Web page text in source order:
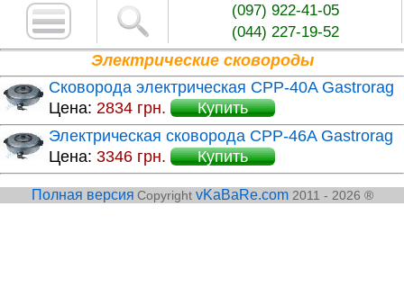
(097) 922-41-05
(044) 227-19-52
Электрические сковороды
Сковорода электрическая CPP-40A Gastrorag
Цена: 2834 грн. Купить
Электрическая сковорода CPP-46A Gastrorag
Цена: 3346 грн. Купить
Полная версия Copyright vKaBaRe.com2011 - 2026 ®